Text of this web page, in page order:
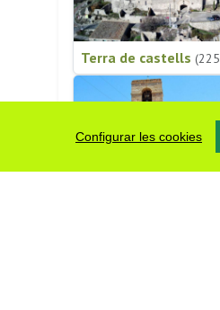
Configurar les cookies
Terra de castells (225